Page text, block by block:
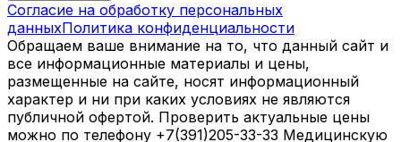
Согласие на обработку персональных
данныхПолитика конфиденциальности
Обращаем ваше внимание на то, что данный сайт и
все информационные материалы и цены,
размещенные на сайте, носят информационный
характер и ни при каких условиях не являются
публичной офертой. Проверить актуальные цены
можно по телефону +7(391)205-33-33 Медицинскую